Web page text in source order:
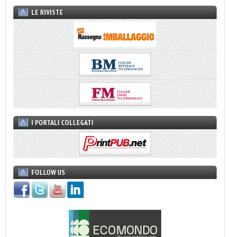
LE RIVISTE
I PORTALI COLLEGATI
FOLLOW US